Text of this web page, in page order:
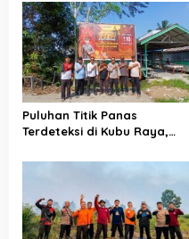
s
i
p
o
s
Puluhan Titik Panas
Terdeteksi di Kubu Raya,
Pencegahan Karhutla